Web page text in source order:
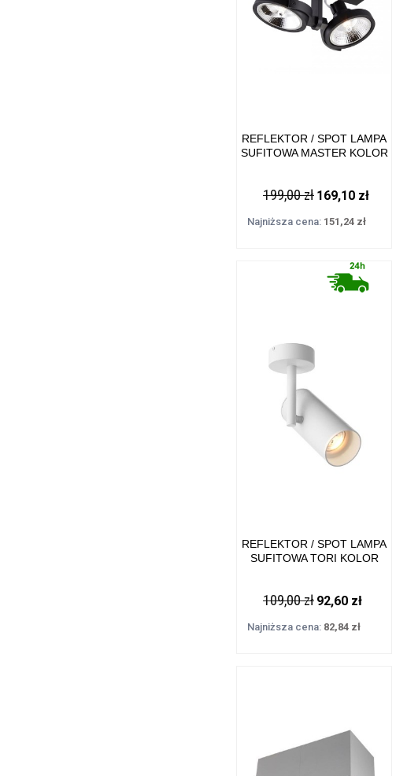
REFLEKTOR / SPOT LAMPA
SUFITOWA MASTER KOLOR
ZUMA LINE
199,00 zł 169,10 zł
Najniższa cena: 151,24 zł
REFLEKTOR / SPOT LAMPA
SUFITOWA TORI KOLOR
109,00 zł 92,60 zł
Najniższa cena: 82,84 zł